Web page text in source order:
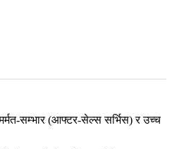
सम्भार (आफ्टर-सेल्स सर्भिस) र उच्च